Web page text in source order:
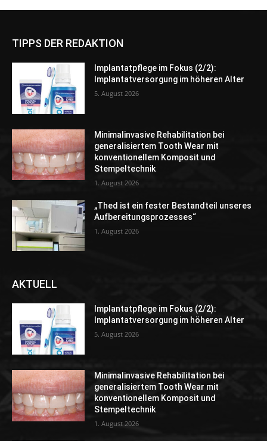
TIPPS DER REDAKTION
Implantatpflege im Fokus (2/2):
Implantatversorgung im höheren Alter
5. August 2026
Minimalinvasive Rehabilitation bei
generalisiertem Tooth Wear mit
konventionellem Komposit und
Stempeltechnik
1. August 2026
„Thed ist ein fester Bestandteil unseres
Aufbereitungsprozesses“
1. August 2026
AKTUELL
Implantatpflege im Fokus (2/2):
Implantatversorgung im höheren Alter
5. August 2026
Minimalinvasive Rehabilitation bei
generalisiertem Tooth Wear mit
konventionellem Komposit und
Stempeltechnik
1. August 2026